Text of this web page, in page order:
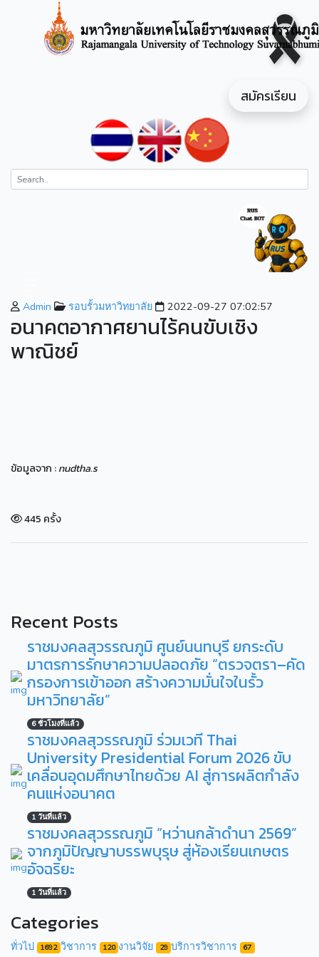
สมัครเรียน
Admin รอบรั้วมหาวิทยาลัย 2022-09-27 07:02:57
อนาคตอากาศยานไร้คนขับเชิง
พาณิชย์
ข้อมูลจาก :nudtha.s
445 ครั้ง
Recent Posts
ราชมงคลสุวรรณภูมิ ศูนย์นนทบุรี ยกระดับ
มาตรการรักษาความปลอดภัย “ตรวจตรา–คัด
กรองการเข้าออก สร้างความมั่นใจในรั้ว
มหาวิทยาลัย”
6 ชั่วโมงที่แล้ว
ราชมงคลสุวรรณภูมิ ร่วมเวที Thai
University Presidential Forum 2026 ขับ
เคลื่อนอุดมศึกษาไทยด้วย AI สู่การผลิตกำลัง
คนแห่งอนาคต
1 วันที่แล้ว
ราชมงคลสุวรรณภูมิ “หว่านกล้าดำนา 2569”
จากภูมิปัญญาบรรพบุรุษ สู่ห้องเรียนเกษตร
อัจฉริยะ
1 วันที่แล้ว
Categories
ทั่วไป 1692 วิชาการ 120 งานวิจัย 29 บริการวิชาการ 67